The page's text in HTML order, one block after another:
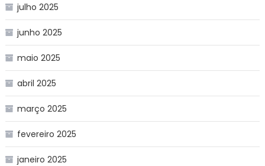
julho 2025
junho 2025
maio 2025
abril 2025
março 2025
fevereiro 2025
janeiro 2025